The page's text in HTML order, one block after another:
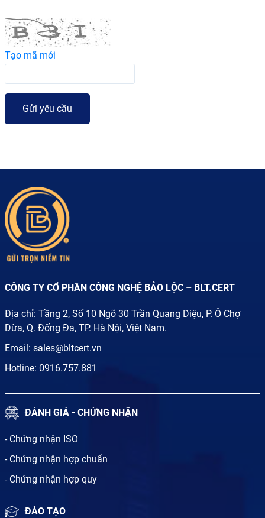
Tạo mã mới
CÔNG TY CỔ PHẦN CÔNG NGHỆ BẢO LỘC – BLT.CERT
Địa chỉ: Tầng 2, Số 10 Ngõ 30 Trần Quang Diệu, P. Ô Chợ
Dừa, Q. Đống Đa, TP. Hà Nội, Việt Nam.
Email: sales@bltcert.vn
Hotline: 0916.757.881
ĐÁNH GIÁ - CHỨNG NHẬN
- Chứng nhận ISO
- Chứng nhận hợp chuẩn
- Chứng nhận hợp quy
ĐÀO TẠO